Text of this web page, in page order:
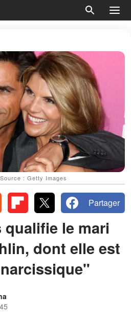
: Getty Images
Partager
le mari
dont elle est